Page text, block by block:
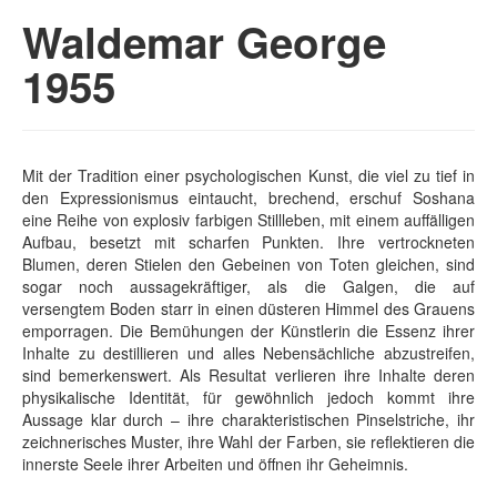
Texte
Waldemar George
1955
Mit der Tradition einer psychologischen Kunst, die viel zu tief in
den Expressionismus eintaucht, brechend, erschuf Soshana
eine Reihe von explosiv farbigen Stillleben, mit einem auffälligen
Aufbau, besetzt mit scharfen Punkten. Ihre vertrockneten
Blumen, deren Stielen den Gebeinen von Toten gleichen, sind
sogar noch aussagekräftiger, als die Galgen, die auf
versengtem Boden starr in einen düsteren Himmel des Grauens
emporragen. Die Bemühungen der Künstlerin die Essenz ihrer
Inhalte zu destillieren und alles Nebensächliche abzustreifen,
sind bemerkenswert. Als Resultat verlieren ihre Inhalte deren
physikalische Identität, für gewöhnlich jedoch kommt ihre
Aussage klar durch – ihre charakteristischen Pinselstriche, ihr
zeichnerisches Muster, ihre Wahl der Farben, sie reflektieren die
innerste Seele ihrer Arbeiten und öffnen ihr Geheimnis.